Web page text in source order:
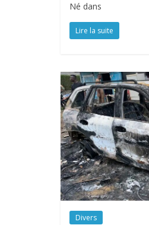
Né dans
Lire la suite
Divers